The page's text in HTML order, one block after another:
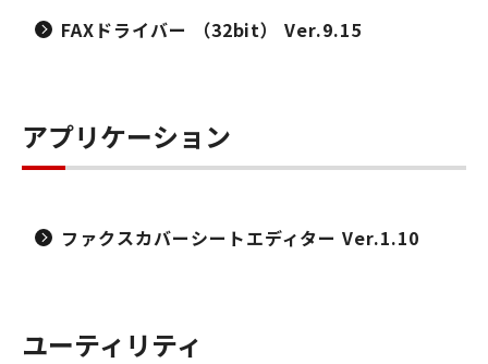
FAXドライバー （32bit） Ver.9.15
アプリケーション
ファクスカバーシートエディター Ver.1.10
ユーティリティ